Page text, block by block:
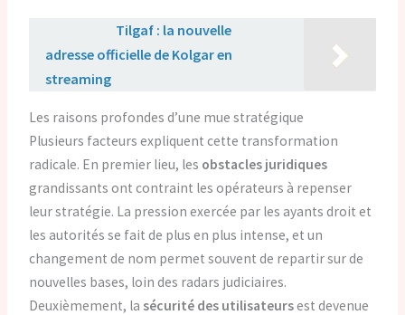
Tilgaf : la nouvelle
adresse officielle de Kolgar en
streaming
Les raisons profondes d’une mue stratégique
Plusieurs facteurs expliquent cette transformation
radicale. En premier lieu, les obstacles juridiques
grandissants ont contraint les opérateurs à repenser
leur stratégie. La pression exercée par les ayants droit et
les autorités se fait de plus en plus intense, et un
changement de nom permet souvent de repartir sur de
nouvelles bases, loin des radars judiciaires.
Deuxièmement, la sécurité des utilisateursest devenue